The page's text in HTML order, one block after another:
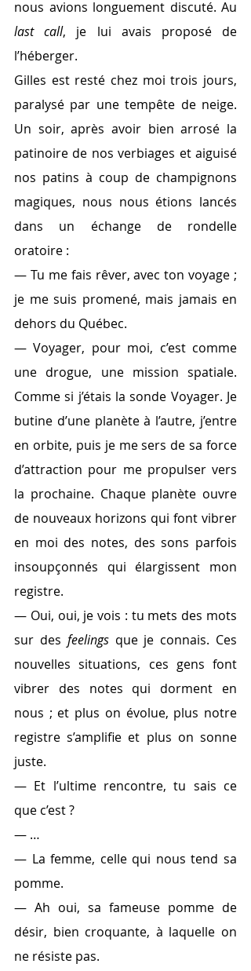
last call, je lui avais proposé de
l’héberger.
Gilles est resté chez moi trois jours,
paralysé par une tempête de neige.
Un soir, après avoir bien arrosé la
patinoire de nos verbiages et aiguisé
nos patins à coup de champignons
magiques, nous nous étions lancés
dans un échange de rondelle
oratoire :
— Tu me fais rêver, avec ton voyage ;
je me suis promené, mais jamais en
dehors du Québec.
— Voyager, pour moi, c’est comme
une drogue, une mission spatiale.
Comme si j’étais la sonde Voyager. Je
butine d’une planète à l’autre, j’entre
en orbite, puis je me sers de sa force
d’attraction pour me propulser vers
la prochaine. Chaque planète ouvre
de nouveaux horizons qui font vibrer
en moi des notes, des sons parfois
insoupçonnés qui élargissent mon
registre.
— Oui, oui, je vois : tu mets des mots
sur des feelings que je connais. Ces
nouvelles situations, ces gens font
vibrer des notes qui dorment en
nous ; et plus on évolue, plus notre
registre s’amplifie et plus on sonne
juste.
— Et l’ultime rencontre, tu sais ce
que c’est ?
— …
— La femme, celle qui nous tend sa
pomme.
— Ah oui, sa fameuse pomme de
désir, bien croquante, à laquelle on
ne résiste pas.